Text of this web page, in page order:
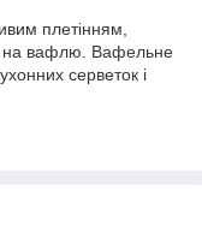
плетінням,
на вафлю. Вафельне
серветок і